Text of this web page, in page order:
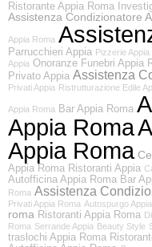
Ristorante Appia Roma
Assistenza Condizionatore
Appia Roma
Parrucchieri Appia Pizzerie Appia
Appia Onoranze Funebri Appia
Privato Appia Assistenza
Privati Appia Ristrutturazione Edile
Appia Roma Bar Appia Roma
Appia Roma
Appia Roma
Appia Roma Ristoranti Appia
Autofficina Appia Roma Bar
Roma Assistenza
Privati Appia Roma Autospurgo Appia
roma Ristoranti Appia Roma
Roma Serrande Appia Beauty Style
traslochi Appia Roma